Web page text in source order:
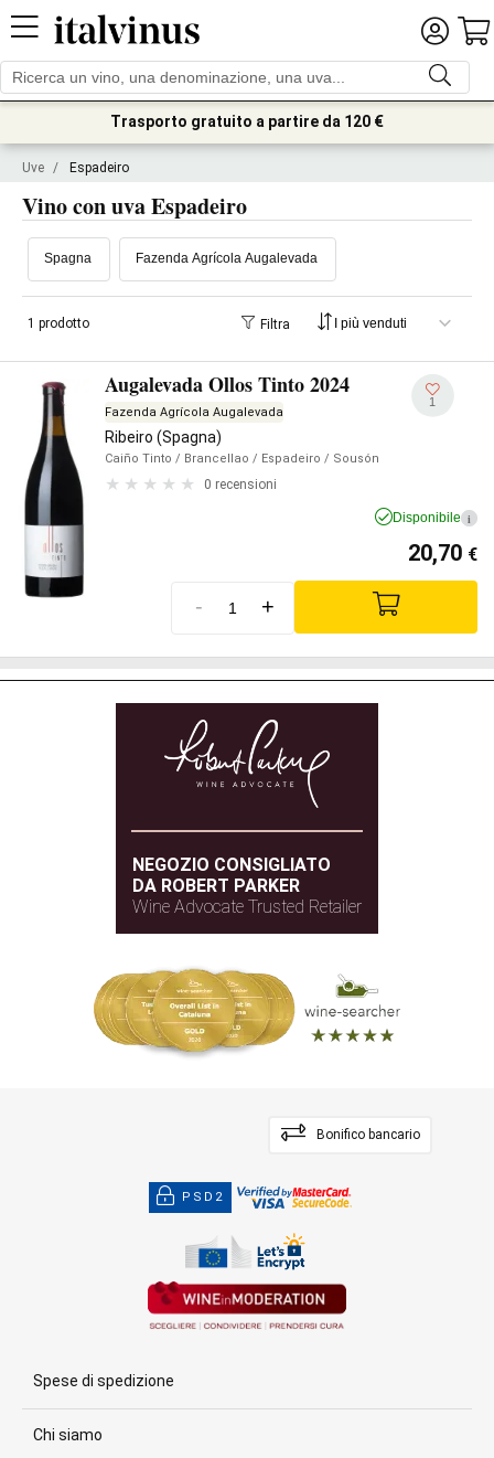
Trasporto gratuito a partire da 120 €
Uve / Espadeiro
Vino con uva Espadeiro
Spagna Fazenda Agrícola Augalevada
1 prodotto Filtra
Augalevada Ollos Tinto 2024
Fazenda Agrícola Augalevada
Ribeiro (Spagna)
Caiño Tinto / Brancellao / Espadeiro / Sousón
0 recensioni
1
Disponibile i
20,70 €
- +
NEGOZIO CONSIGLIATO
DA ROBERT PARKER
Wine Advocate Trusted Retailer
Bonifico bancario
PSD2
Spese di spedizione
Chi siamo